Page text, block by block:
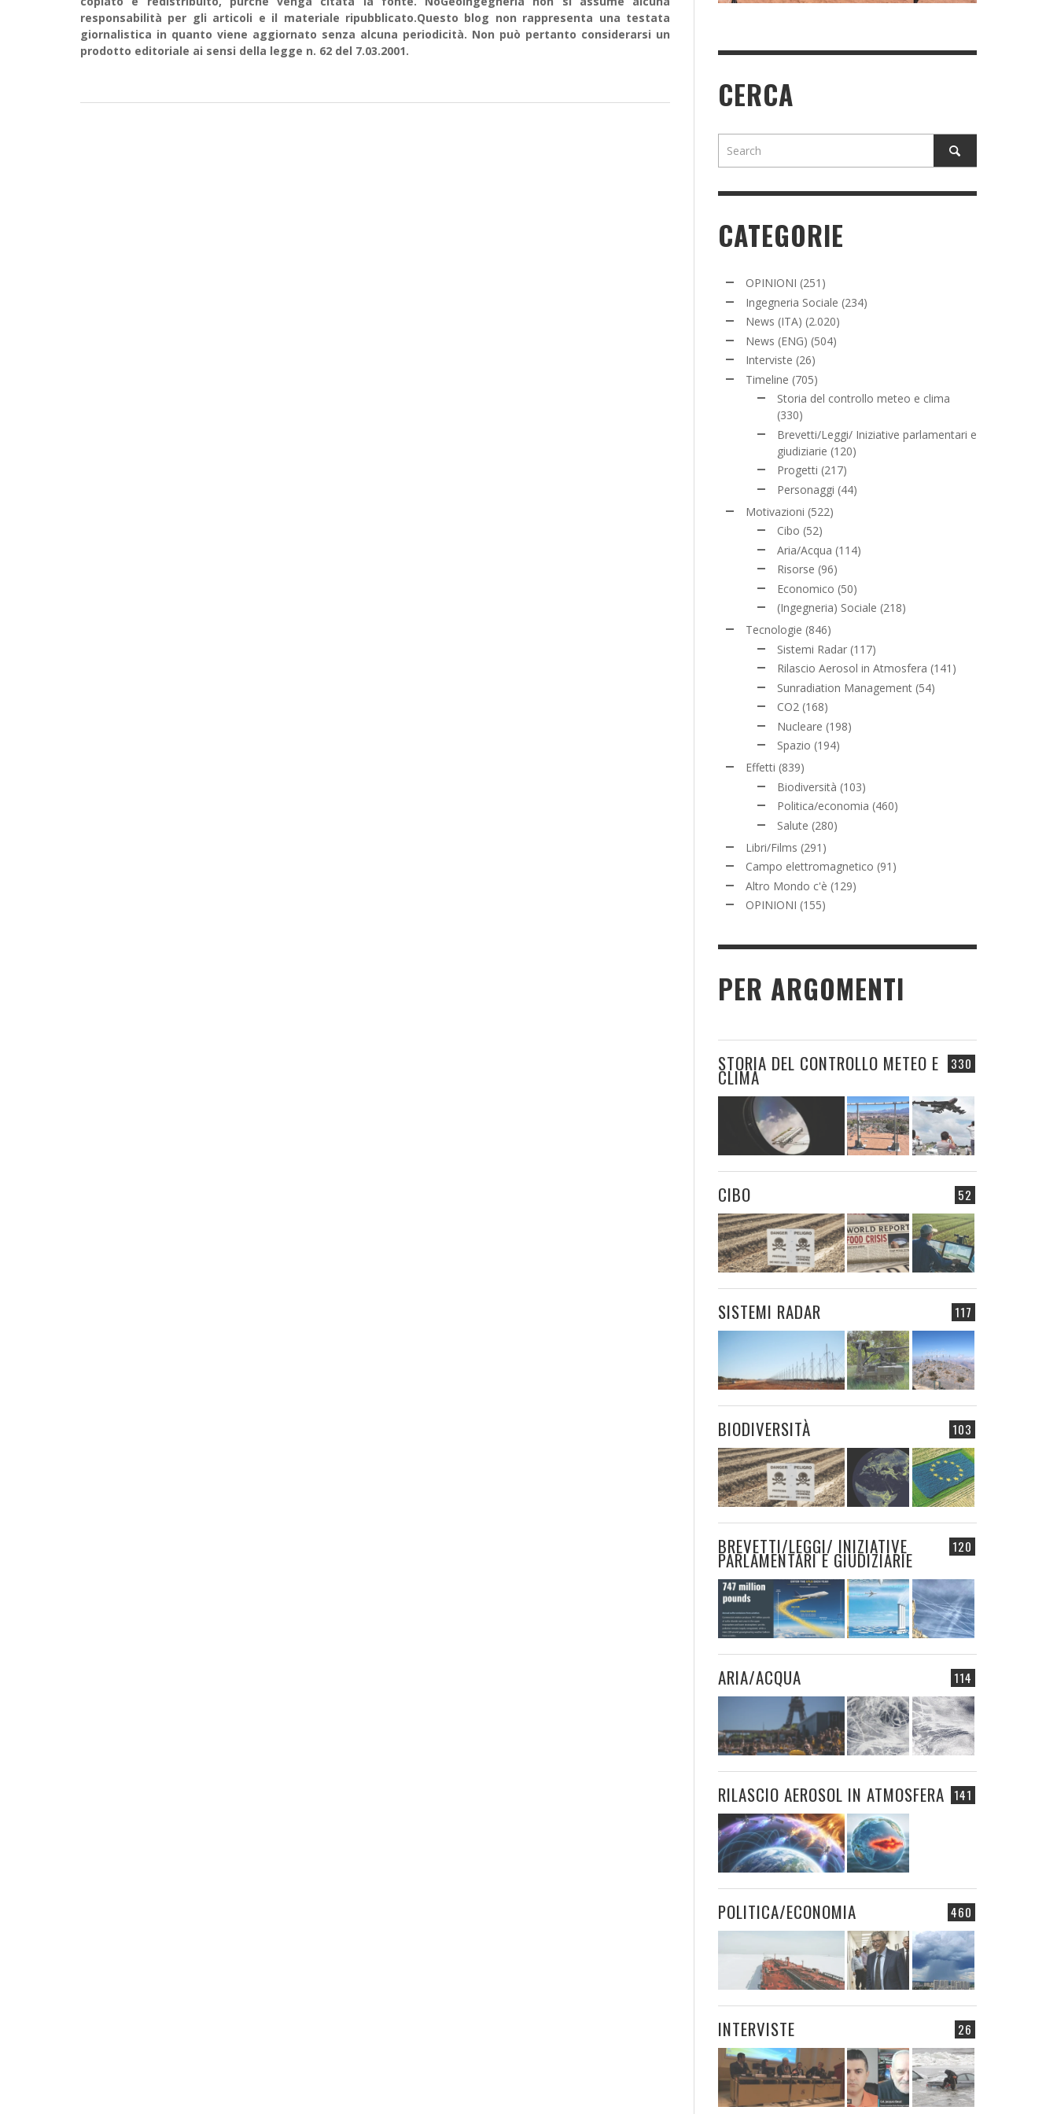
responsabilità per gli articoli e il materiale ripubblicato.Questo blog non rappresenta una testata
giornalistica in quanto viene aggiornato senza alcuna periodicità. Non può pertanto considerarsi un
prodotto editoriale ai sensi della legge n. 62 del 7.03.2001.
CERCA
CATEGORIE
OPINIONI (251)
Ingegneria Sociale (234)
News (ITA) (2.020)
News (ENG) (504)
Interviste (26)
Timeline (705)
Storia del controllo meteo e clima
(330)
Brevetti/Leggi/ Iniziative parlamentari e
giudiziarie (120)
Progetti (217)
Personaggi (44)
Motivazioni (522)
Cibo (52)
Aria/Acqua (114)
Risorse (96)
Economico (50)
(Ingegneria) Sociale (218)
Tecnologie (846)
Sistemi Radar (117)
Rilascio Aerosol in Atmosfera (141)
Sunradiation Management (54)
CO2 (168)
Nucleare (198)
Spazio (194)
Effetti (839)
Biodiversità (103)
Politica/economia (460)
Salute (280)
Libri/Films (291)
Campo elettromagnetico (91)
Altro Mondo c'è (129)
OPINIONI (155)
PER ARGOMENTI
330
STORIA DEL CONTROLLO METEO E
CLIMA
52
CIBO
117
SISTEMI RADAR
103
BIODIVERSITÀ
120
BREVETTI/LEGGI/ INIZIATIVE
PARLAMENTARI E GIUDIZIARIE
114
ARIA/ACQUA
141
RILASCIO AEROSOL IN ATMOSFERA
460
POLITICA/ECONOMIA
26
INTERVISTE